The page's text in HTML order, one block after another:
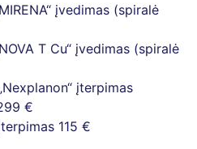
įvedimas (spiralė
T Cu“ įvedimas (spiralė
įterpimas
€
115 €